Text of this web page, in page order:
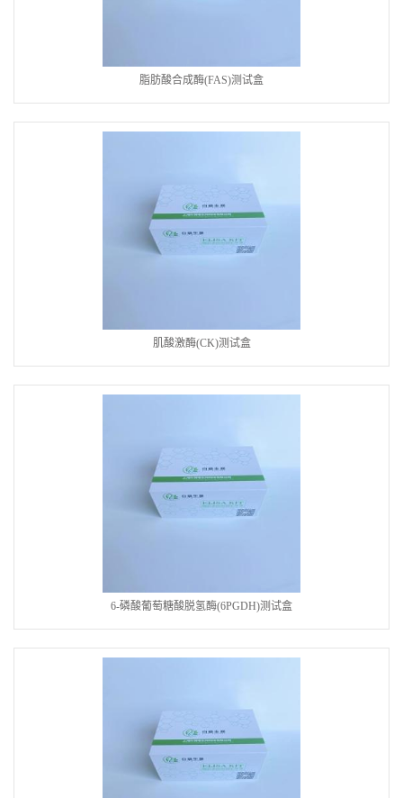
脂肪酸合成酶(FAS)测试盒
肌酸激酶(CK)测试盒
6-磷酸葡萄糖酸脱氢酶(6PGDH)测试盒